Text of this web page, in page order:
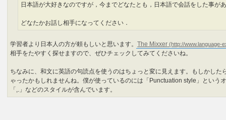
日本語が大好きなのですが，今までどなたとも，日本語で会話をした事が
どなたかお話し相手になってください．
学習者より日本人の方が頼もしいと思います。The Mixxer
相手をたやすく探せますので、ぜひチェックしてみてくださいね。
ちなみに、和文に英語の句読点を使うのはちょっと変に見えます。もしかした
ゃったかもしれませんね。僕が使っているのには「Punctuation style」という
「,.」などのスタイルが含んでいます。